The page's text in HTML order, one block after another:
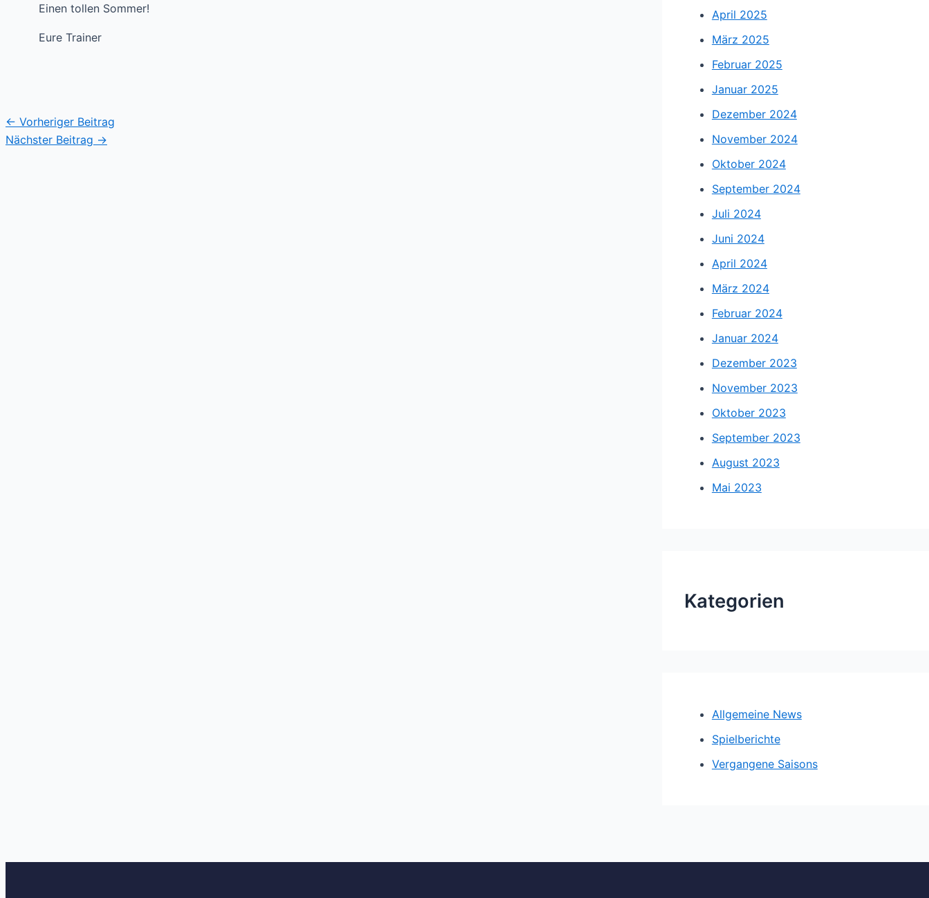
Einen tollen Sommer!
Eure Trainer
← Vorheriger Beitrag
Nächster Beitrag →
April 2025
März 2025
Februar 2025
Januar 2025
Dezember 2024
November 2024
Oktober 2024
September 2024
Juli 2024
Juni 2024
April 2024
März 2024
Februar 2024
Januar 2024
Dezember 2023
November 2023
Oktober 2023
September 2023
August 2023
Mai 2023
Kategorien
Allgemeine News
Spielberichte
Vergangene Saisons